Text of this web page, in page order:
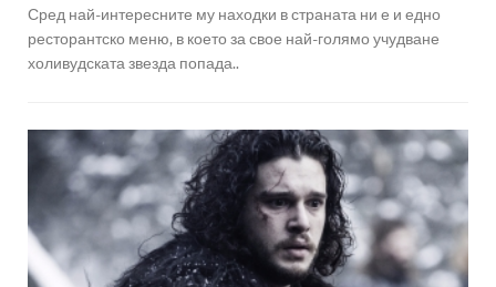
Сред най-интересните му находки в страната ни е и едно
ресторантско меню, в което за свое най-голямо учудване
холивудската звезда попада..